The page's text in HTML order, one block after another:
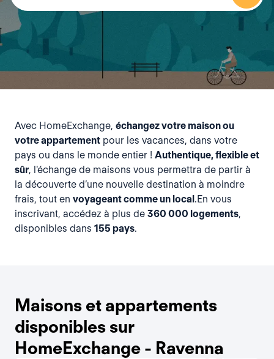
Avec HomeExchange, échangez votre maison ou
votre appartement pour les vacances, dans votre
pays ou dans le monde entier ! Authentique, flexible et
sûr, l'échange de maisons vous permettra de partir à
la découverte d’une nouvelle destination à moindre
frais, tout en voyageant comme un local.En vous
inscrivant, accédez à plus de 360 000 logements,
disponibles dans 155 pays.
Maisons et appartements
disponibles sur
HomeExchange - Ravenna